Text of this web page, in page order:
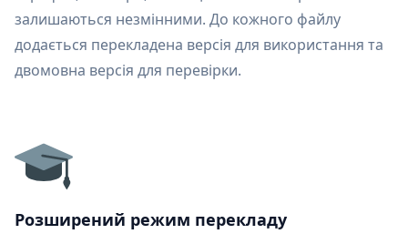
залишаються незмінними. До кожного файлу
додається перекладена версія для використання та
двомовна версія для перевірки.
Розширений режим перекладу